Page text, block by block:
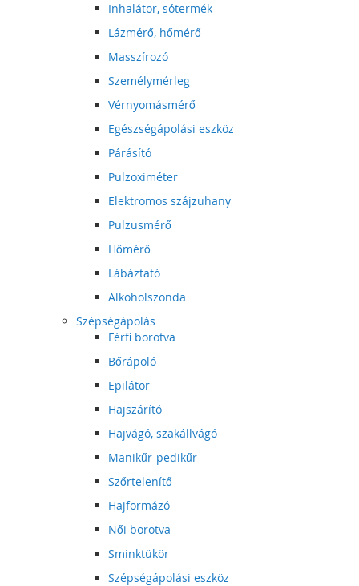
Inhalátor, sótermék
Lázmérő, hőmérő
Masszírozó
Személymérleg
Vérnyomásmérő
Egészségápolási eszköz
Párásító
Pulzoximéter
Elektromos szájzuhany
Pulzusmérő
Hőmérő
Lábáztató
Alkoholszonda
Szépségápolás
Férfi borotva
Bőrápoló
Epilátor
Hajszárító
Hajvágó, szakállvágó
Manikűr-pedikűr
Szőrtelenítő
Hajformázó
Női borotva
Sminktükör
Szépségápolási eszköz